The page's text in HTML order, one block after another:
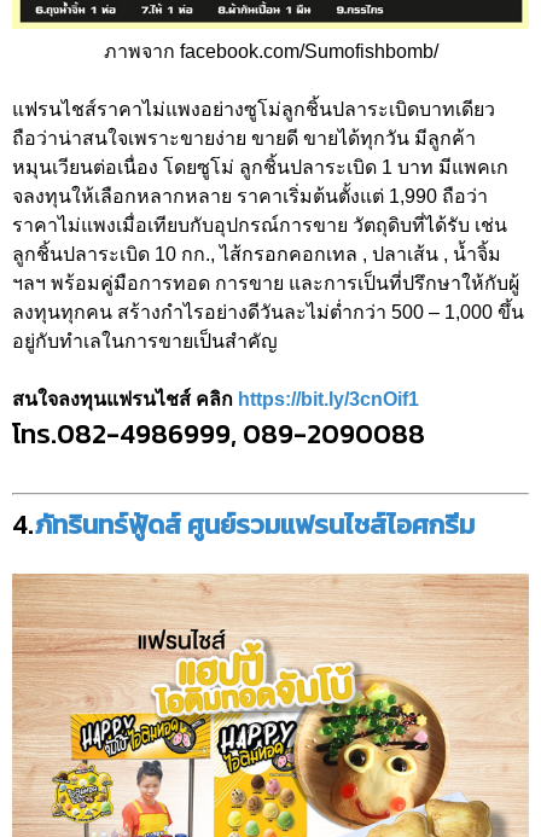
ภาพจาก facebook.com/Sumofishbomb/
แฟรนไชส์ราคาไม่แพงอย่างซูโม่ลูกชิ้นปลาระเบิดบาทเดียว
ถือว่าน่าสนใจเพราะขายง่าย ขายดี ขายได้ทุกวัน มีลูกค้า
หมุนเวียนต่อเนื่อง โดยซูโม่ ลูกชิ้นปลาระเบิด 1 บาท มีแพคเก
จลงทุนให้เลือกหลากหลาย ราคาเริ่มต้นตั้งแต่ 1,990 ถือว่า
ราคาไม่แพงเมื่อเทียบกับอุปกรณ์การขาย วัตถุดิบที่ได้รับ เช่น
ลูกชิ้นปลาระเบิด 10 กก., ไส้กรอกคอกเทล , ปลาเส้น , น้ำจิ้ม
ฯลฯ พร้อมคู่มือการทอด การขาย และการเป็นที่ปรึกษาให้กับผู้
ลงทุนทุกคน สร้างกำไรอย่างดีวันละไม่ต่ำกว่า 500 – 1,000 ขึ้น
อยู่กับทำเลในการขายเป็นสำคัญ
สนใจลงทุนแฟรนไชส์ คลิก https://bit.ly/3cnOif1
โทร.082-4986999, 089-2090088
4.ภัทรินทร์ฟู้ดส์ ศูนย์รวมแฟรนไชส์ไอศกรีม